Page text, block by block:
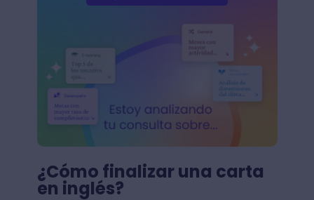
¿Cómo finalizar una carta
en inglés?